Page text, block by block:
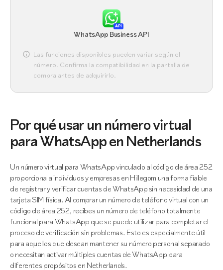
API
WhatsApp Business API
Las funciones disponibles pueden variar según el
número. Confirma la compatibilidad en la pantalla de
compra antes de adquirirlo.
Por qué usar un número virtual
para WhatsApp en Netherlands
Un número virtual para WhatsApp vinculado al código de área 252
proporciona a individuos y empresas en Hillegom una forma fiable
de registrar y verificar cuentas de WhatsApp sin necesidad de una
tarjeta SIM física. Al comprar un número de teléfono virtual con un
código de área 252, recibes un número de teléfono totalmente
funcional para WhatsApp que se puede utilizar para completar el
proceso de verificación sin problemas. Esto es especialmente útil
para aquellos que desean mantener su número personal separado
o necesitan activar múltiples cuentas de WhatsApp para
diferentes propósitos en Netherlands.